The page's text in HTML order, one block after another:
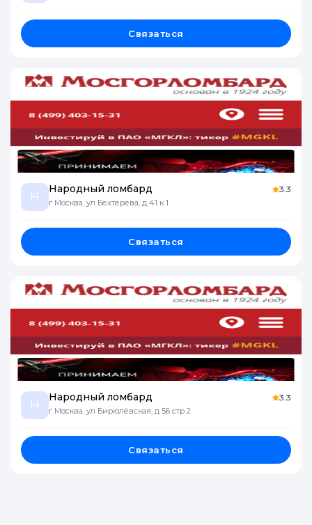
Связаться
Н
Народный ломбард
г Москва, ул Бехтерева, д 41 к 1
3.3
Связаться
Н
Народный ломбард
г Москва, ул Бирюлёвская, д 56 стр 2
3.3
Связаться